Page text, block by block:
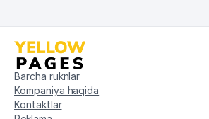
Barcha ruknlar
Kompaniya haqida
Kontaktlar